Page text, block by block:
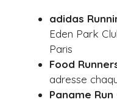
adidas
Eden Park
Paris
Food
adresse
Paname Run